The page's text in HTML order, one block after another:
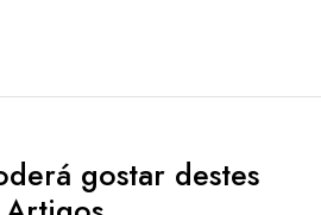
gostar destes